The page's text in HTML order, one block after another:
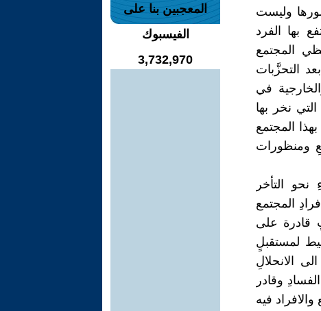
وليست
بها الفرد
المجتمع
التحزَّبات
في
نخر بها
المجتمع
ومنظورات
التأخر
المجتمع
قادرة على
لمستقبلٍ
الانحلالِ
وقادر
فيه
المعجبين بنا على
الفيسبوك
3,732,970